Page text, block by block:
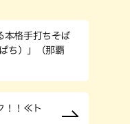
本格手打ちそば
ち）」（那覇
！！≪ト